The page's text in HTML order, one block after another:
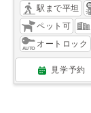
駅まで平坦
ペット可
オートロック
見学予約